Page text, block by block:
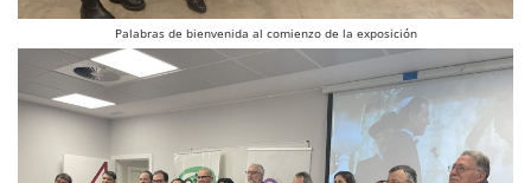
Palabras de bienvenida al comienzo de la exposición